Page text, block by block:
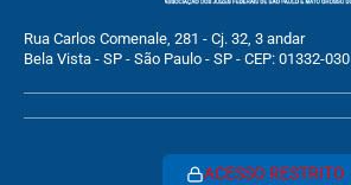
Rua Carlos Comenale, 281 - Cj. 32, 3 andar
Bela Vista - SP - São Paulo - SP - CEP: 01332-030
ACESSO RESTRITO